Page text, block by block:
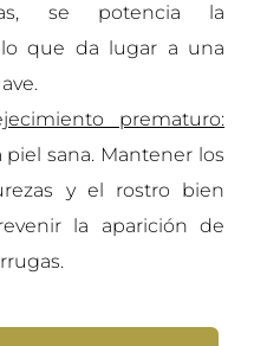
se potencia la
lo que da lugar a una
prematuro:
sana. Mantener los
y el rostro bien
la aparición de